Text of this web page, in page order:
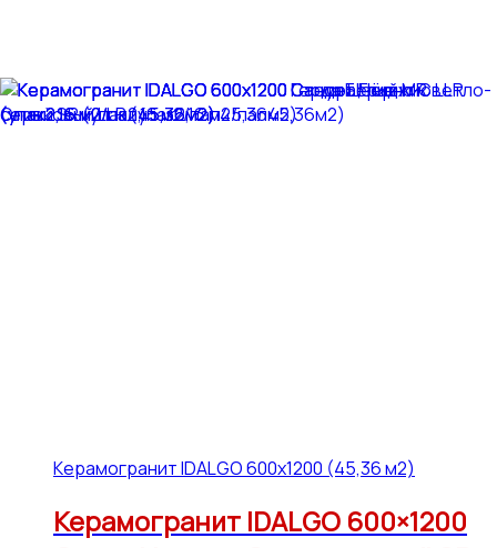
Керамогранит IDALGO 600x1200 (45,36 м2)
Керамогранит IDALGO 600×1200